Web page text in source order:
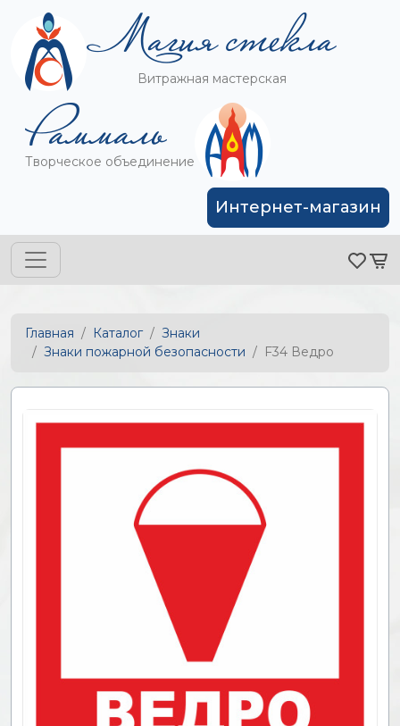
Витражная мастерская
Интернет-магазин
Творческое объединение
Главная Каталог
Знаки
Знаки пожарной безопасности
F34 Ведро